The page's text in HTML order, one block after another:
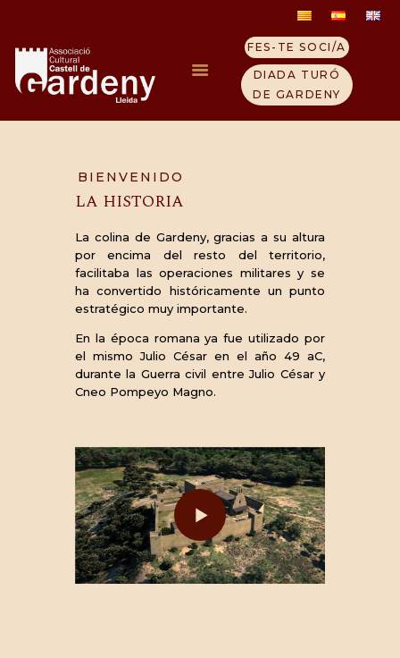
FES-TE SOCI/A
DIADA TURÓ
DE GARDENY
ELS TEMPLERS
TURÓ GARDENY
VISITA EL CASTELL
QUI SOM
CONTACTE
NOTICIES
Video Block Cast
8 octubre, 2019
BIENVENIDO
LA HISTORIA
La colina de Gardeny, gracias a su altura
por encima del resto del territorio,
facilitaba las operaciones militares y se
ha convertido históricamente un punto
estratégico muy importante.
En la época romana ya fue utilizado por
el mismo Julio César en el año 49 aC,
durante la Guerra civil entre Julio César y
Cneo Pompeyo Magno.